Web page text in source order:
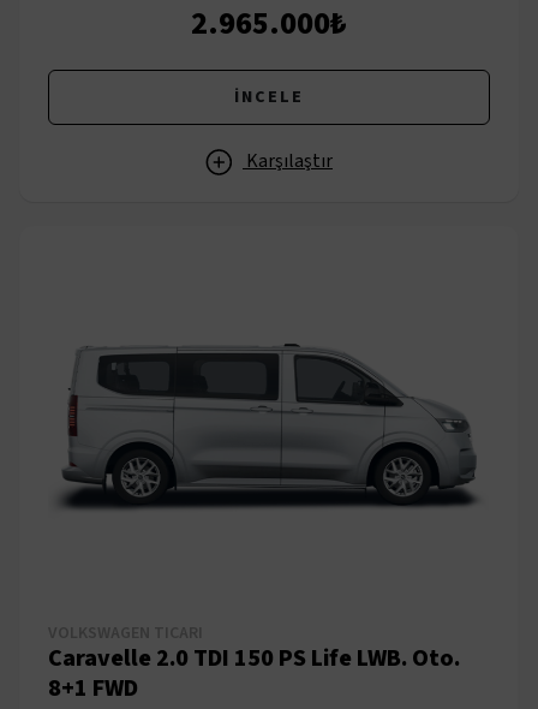
2.965.000₺
İNCELE
Karşılaştır
Caravelle 2.0 TDI 150 PS Life LWB. Oto.
8+1 FWD